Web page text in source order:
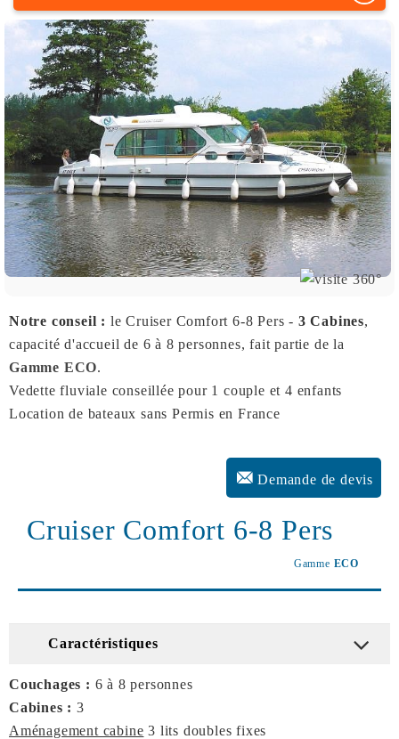
Notre conseil : le Cruiser Comfort 6-8 Pers - 3 Cabines,
capacité d'accueil de 6 à 8 personnes, fait partie de la
Gamme ECO.
Vedette fluviale conseillée pour 1 couple et 4 enfants
Location de bateaux sans Permis en France
Demande de devis
Cruiser Comfort 6-8 Pers
Gamme ECO
Caractéristiques
Couchages : 6 à 8 personnes
Cabines : 3
Aménagement cabine 3 lits doubles fixes